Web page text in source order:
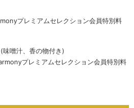
プレミアムセレクション会員特別料
味噌汁、香の物付き)
プレミアムセレクション会員特別料